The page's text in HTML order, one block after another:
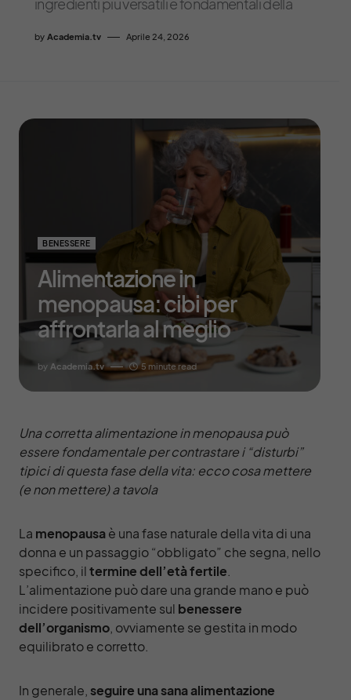
ingredienti più versatili e fondamentali della
by Academia.tv Aprile 24, 2026
BENESSERE
Alimentazione in
menopausa: cibi per
affrontarla al meglio
by Academia.tv 5 minute read
Una corretta alimentazione in menopausa può
essere fondamentale per contrastare i “disturbi”
tipici di questa fase della vita: ecco cosa mettere
(e non mettere) a tavola
La menopausaè una fase naturale della vita di una
donna e un passaggio “obbligato” che segna, nello
specifico, iltermine dell’età fertile
L’alimentazione può dare una grande mano e può
incidere positivamente sul benessere
dell’organismo , ovviamente se gestita in modo
equilibrato e corretto.
In generale, seguire una sana alimentazione